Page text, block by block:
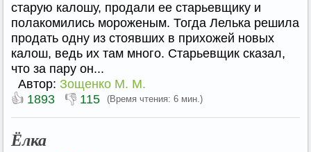
старую калошу, продали ее старьевщику и
полакомились мороженым. Тогда Лелька решила
продать одну из стоявших в прихожей новых
калош, ведь их там много. Старьевщик сказал,
что за пару он...
Автор: Зощенко М. М.
👍 1893 👎 115 (Время чтения: 6 мин.)
Ёлка